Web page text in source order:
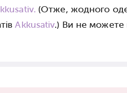
(Отже, жодного
Akkusativ.) Ви не можете